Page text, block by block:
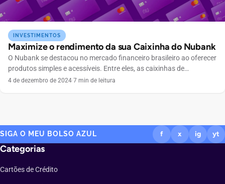
INVESTIMENTOS
Maximize o rendimento da sua Caixinha do Nubank
O Nubank se destacou no mercado financeiro brasileiro ao oferecer
produtos simples e acessíveis. Entre eles, as caixinhas de
investimento são uma maneira prática de gerenciar suas
4 de dezembro de 2024·7 min de leitura
SIGA O MEU BOLSO AZUL f x ig yt
Categorias
Cartões de Crédito